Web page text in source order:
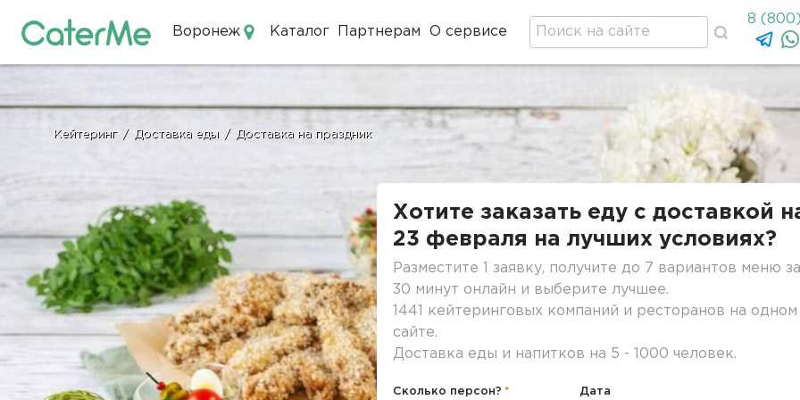
Воронеж Каталог Партнерам О сервисе
8
Строка
Кейтеринг / Доставка еды / Доставка на праздник
Хотите заказать еду с доставкой
23 февраля на лучших условиях?
Разместите 1 заявку, получите до 7 вариантов меню за
30 минут онлайн и выберите лучшее.
1441 кейтеринговых компаний и ресторанов на одном
сайте.
Доставка еды и напитков на 5 - 1000 человек.
Сколько персон? Дата